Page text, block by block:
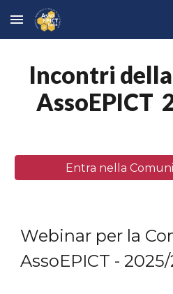
Skip to main content
Incontri
AssoEPICT
Entra nella
Webinar per la
AssoEPICT -